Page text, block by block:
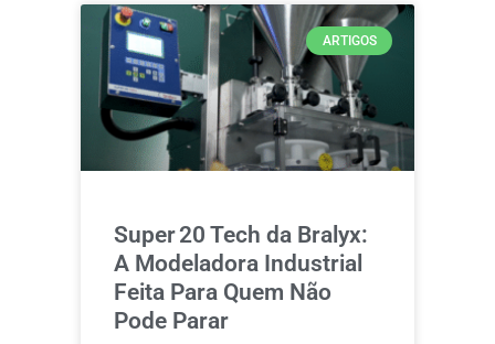
ARTIGOS
Super 20 Tech da Bralyx:
A Modeladora Industrial
Feita Para Quem Não
Pode Parar